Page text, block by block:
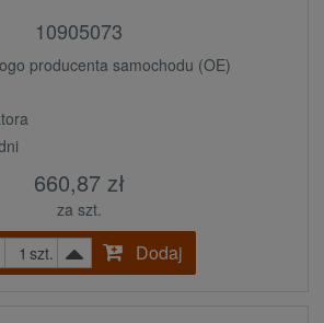
10905073
producenta samochodu (OE)
660,87 zł
za szt.
szt.
Dodaj